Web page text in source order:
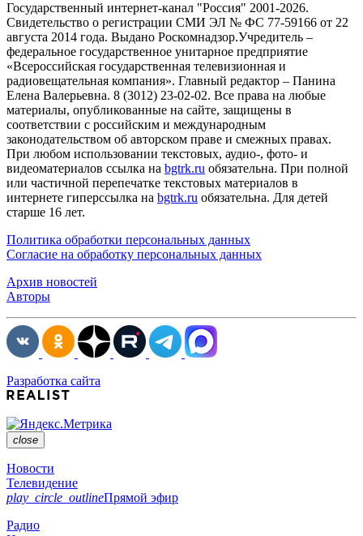
Государственный интернет-канал "Россия" 2001-2026.
Cвидетельство о регистрации СМИ ЭЛ № ФС 77-59166 от 22
августа 2014 года. Выдано Роскомнадзор.Учредитель –
федеральное государственное унитарное предприятие
«Всероссийская государственная телевизионная и
радиовещательная компания». Главный редактор – Панина
Елена Валерьевна. 8 (3012) 23-02-02. Все права на любые
материалы, опубликованные на сайте, защищены в
соответствии с российским и международным
законодательством об авторском праве и смежных правах.
При любом использовании текстовых, аудио-, фото- и
видеоматериалов ссылка на bgtrk.ru обязательна. При полной
или частичной перепечатке текстовых материалов в
интернете гиперссылка на bgtrk.ru обязательна. Для детей
старше 16 лет.
Политика обработки персональных данных
Согласие на обработку персональных данных
Архив новостей
Авторы
Разработка сайта
close
Новости
Телевидение
play_circle_outlineПрямой эфир
Радио